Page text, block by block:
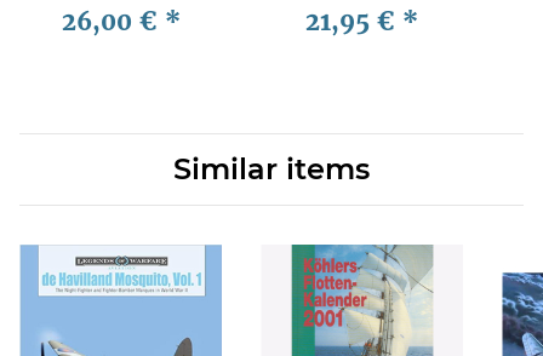
26,00 € * 21,95 € *
Similar items